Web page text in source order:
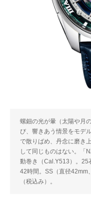
螺鈿の光が暈（太陽や月
び、響きあう情景をモデ
で散りばめ、丹念に磨き
して同じものはない。「
動巻き（Cal.Y513）。25
42時間。SS（直径42mm
（税込み）。